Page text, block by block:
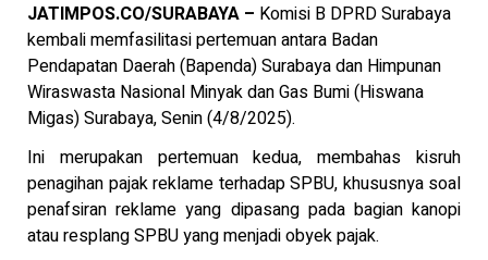
JATIMPOS.CO/SURABAYA – Komisi B DPRD Surabaya
kembali memfasilitasi pertemuan antara Badan
Pendapatan Daerah (Bapenda) Surabaya dan Himpunan
Wiraswasta Nasional Minyak dan Gas Bumi (Hiswana
Migas) Surabaya, Senin (4/8/2025).
Ini merupakan pertemuan kedua, membahas kisruh
penagihan pajak reklame terhadap SPBU, khususnya soal
penafsiran reklame yang dipasang pada bagian kanopi
atau resplang SPBU yang menjadi obyek pajak.